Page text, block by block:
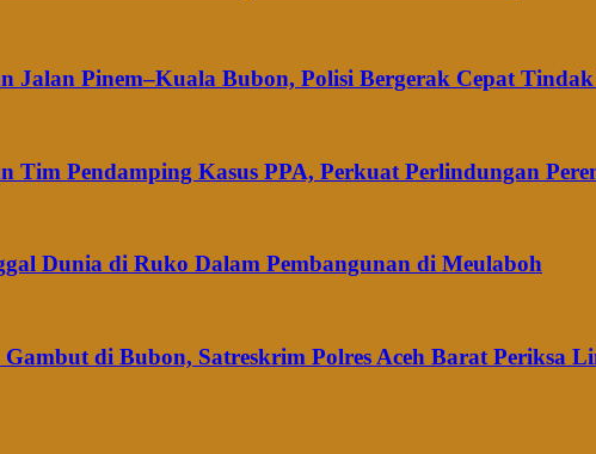
Jalan Pinem–Kuala Bubon, Polisi Bergerak Cepat
Tim Pendamping Kasus PPA, Perkuat Perlindungan
Dunia di Ruko Dalam Pembangunan di Meulaboh
di Bubon, Satreskrim Polres Aceh Barat Periksa